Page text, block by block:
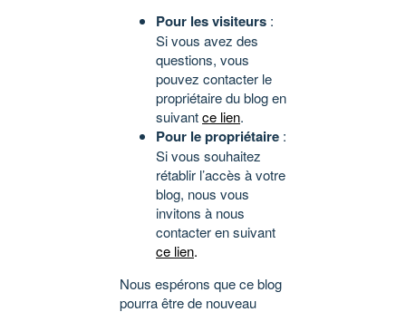
Pour les visiteurs :
Si vous avez des
questions, vous
pouvez contacter le
propriétaire du blog en
suivantce lien.
Pour le propriétaire :
Si vous souhaitez
rétablir l’accès à votre
blog, nous vous
invitons à nous
contacter en suivant
ce lien.
Nous espérons que ce blog
pourra être de nouveau